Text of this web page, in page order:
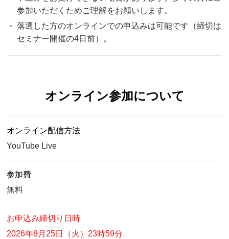
参加いただくためご理解をお願いします。
落選した方のオンラインでの申込みは可能です（締切は
セミナー開催の4日前）。
オンライン参加について
オンライン配信方法
YouTube Live
参加費
無料
お申込み締切り日時
2026年8月25日（火）23時59分